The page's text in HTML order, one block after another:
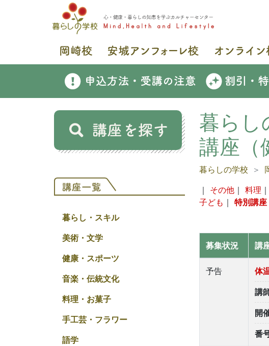
暮らし・スキル
美術・文学
健康・スポーツ
音楽・伝統文化
料理・お菓子
手工芸・フラワー
語学
暮らし
講座（
暮らしの学校
｜ その他 ｜ 料理 ｜
子ども ｜ 特別講座
募集状況 講
予告 体
講
開
番